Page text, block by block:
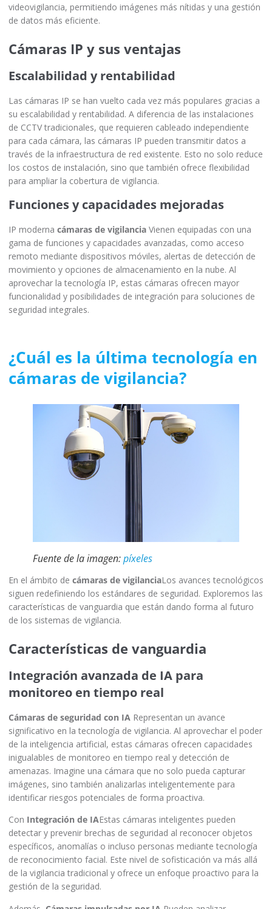
videovigilancia, permitiendo imágenes más nítidas y una gestión
de datos más eficiente.
Cámaras IP y sus ventajas
Escalabilidad y rentabilidad
Las cámaras IP se han vuelto cada vez más populares gracias a
su escalabilidad y rentabilidad. A diferencia de las instalaciones
de CCTV tradicionales, que requieren cableado independiente
para cada cámara, las cámaras IP pueden transmitir datos a
través de la infraestructura de red existente. Esto no solo reduce
los costos de instalación, sino que también ofrece flexibilidad
para ampliar la cobertura de vigilancia.
Funciones y capacidades mejoradas
IP moderna cámaras de vigilancia Vienen equipadas con una
gama de funciones y capacidades avanzadas, como acceso
remoto mediante dispositivos móviles, alertas de detección de
movimiento y opciones de almacenamiento en la nube. Al
aprovechar la tecnología IP, estas cámaras ofrecen mayor
funcionalidad y posibilidades de integración para soluciones de
seguridad integrales.
¿Cuál es la última tecnología en
cámaras de vigilancia?
Fuente de la imagen:píxeles
En el ámbito de cámaras de vigilanciaLos avances tecnológicos
siguen redefiniendo los estándares de seguridad. Exploremos las
características de vanguardia que están dando forma al futuro
de los sistemas de vigilancia.
Características de vanguardia
Integración avanzada de IA para
monitoreo en tiempo real
Cámaras de seguridad con IA Representan un avance
significativo en la tecnología de vigilancia. Al aprovechar el poder
de la inteligencia artificial, estas cámaras ofrecen capacidades
inigualables de monitoreo en tiempo real y detección de
amenazas. Imagine una cámara que no solo pueda capturar
imágenes, sino también analizarlas inteligentemente para
identificar riesgos potenciales de forma proactiva.
Con Integración de IAEstas cámaras inteligentes pueden
detectar y prevenir brechas de seguridad al reconocer objetos
específicos, anomalías o incluso personas mediante tecnología
de reconocimiento facial. Este nivel de sofisticación va más allá
de la vigilancia tradicional y ofrece un enfoque proactivo para la
gestión de la seguridad.